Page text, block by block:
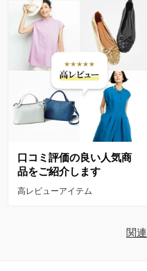
口コミ評価の良い人気商
品をご紹介します
高レビューアイテム
関